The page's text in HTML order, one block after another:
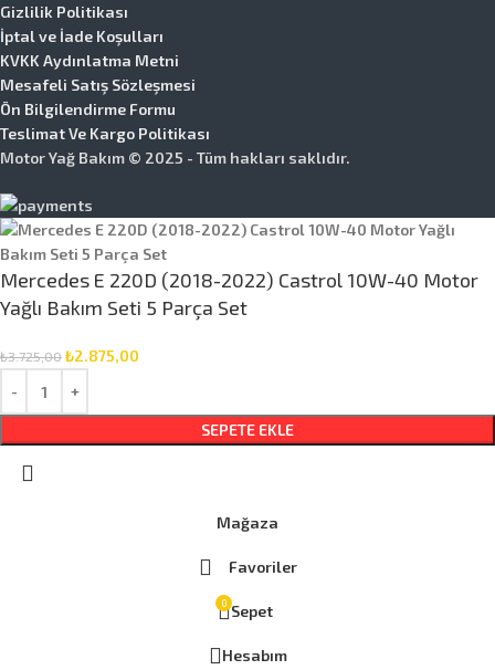
Gizlilik Politikası
İptal ve İade Koşulları
KVKK Aydınlatma Metni
Mesafeli Satış Sözleşmesi
Ön Bilgilendirme Formu
Teslimat Ve Kargo Politikası
Motor Yağ Bakım © 2025 - Tüm hakları saklıdır.
Mercedes E 220D (2018-2022) Castrol 10W-40 Motor
Yağlı Bakım Seti 5 Parça Set
₺3.725,00₺2.875,00
SEPETE EKLE
Mağaza
Favoriler
0 Sepet
Hesabım